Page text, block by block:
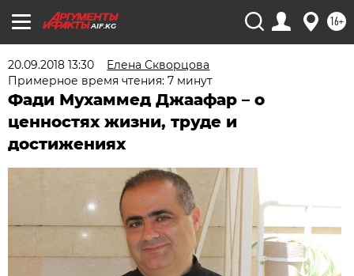
AIF.KG 16+
20.09.2018 13:30
Елена Скворцова
Примерное время чтения: 7 минут
Фади Мухаммед Джаафар – о
ценностях жизни, труде и
достижениях